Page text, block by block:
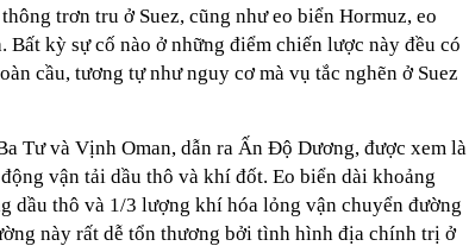
trơn tru ở Suez, cũng như eo biển Hormuz, eo
Bất kỳ sự cố nào ở những điểm chiến lược này đều có
cầu, tương tự như nguy cơ mà vụ tắc nghẽn ở Suez
Tư và Vịnh Oman, dẫn ra Ấn Độ Dương, được xem là
vận tải dầu thô và khí đốt. Eo biển dài khoảng
dầu thô và 1/3 lượng khí hóa lỏng vận chuyển đường
này rất dễ tổn thương bởi tình hình địa chính trị ở